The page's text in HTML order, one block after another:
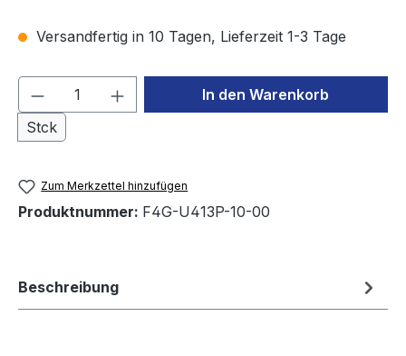
Versandfertig in 10 Tagen, Lieferzeit 1-3 Tage
Produkt Anzahl: Gib den
Stck
In den Warenkorb
Zum Merkzettel hinzufügen
Produktnummer: F4G-U413P-10-00
Beschreibung